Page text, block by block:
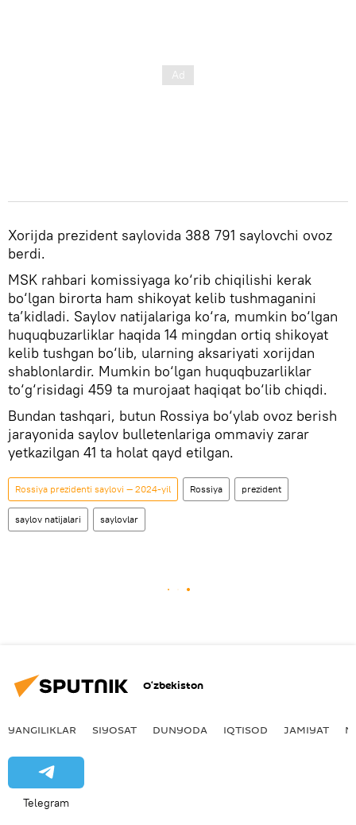
Xorijda prezident saylovida 388 791 saylovchi ovoz
berdi.
MSK rahbari komissiyaga ko‘rib chiqilishi kerak
bo‘lgan birorta ham shikoyat kelib tushmaganini
ta’kidladi. Saylov natijalariga ko‘ra, mumkin bo‘lgan
huquqbuzarliklar haqida 14 mingdan ortiq shikoyat
kelib tushgan bo‘lib, ularning aksariyati xorijdan
shablonlardir. Mumkin bo‘lgan huquqbuzarliklar
to‘g‘risidagi 459 ta murojaat haqiqat bo‘lib chiqdi.
Bundan tashqari, butun Rossiya bo‘ylab ovoz berish
jarayonida saylov bulletenlariga ommaviy zarar
yetkazilgan 41 ta holat qayd etilgan.
Rossiya prezidenti saylovi — 2024-yil Rossiya prezident
saylov natijalari saylovlar
O‘zbekiston
YANGILIKLAR SIYOSAT DUNYODA IQTISOD JAMIYAT
Telegram